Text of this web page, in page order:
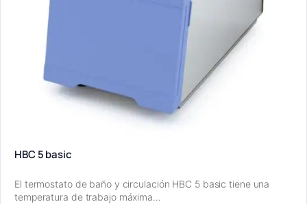
HBC 5 basic
El termostato de baño y circulación HBC 5 basic tiene una
temperatura de trabajo máxima…